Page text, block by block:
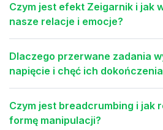
Czym jest efekt Zeigarnik i jak
nasze relacje i emocje?
Dlaczego przerwane zadania
napięcie i chęć ich
Czym jest breadcrumbing i jak
formę manipulacji?